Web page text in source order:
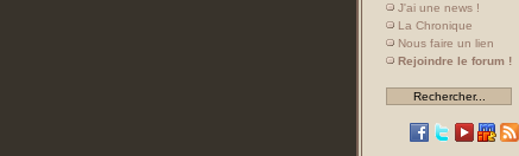
J'ai une news !
La Chronique
Nous faire un lien
Rejoindre le forum !